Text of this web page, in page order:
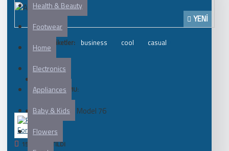
Health & Beauty
Footwear
Home
Electronics
Appliances
Baby & Kids
Flowers
YENI
Etiketler: business cool casual
STOK DURUMU:
ÜRÜN KODU: Model 76
Fort Cane
150 KEZ SATILDI